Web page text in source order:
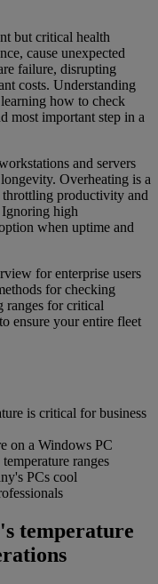
but critical health
cause unexpected
failure, disrupting
costs. Understanding
how to check
most important step in a
and servers
Overheating is a
productivity and
Ignoring high
when uptime and
for enterprise users
for checking
ranges for critical
ensure your entire fleet
is critical for business
on a Windows PC
ranges
PCs cool
temperature